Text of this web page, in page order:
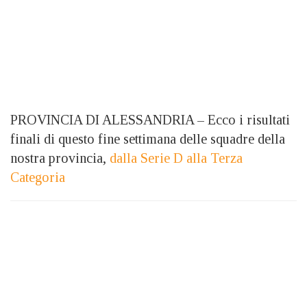
PROVINCIA DI ALESSANDRIA – Ecco i risultati
finali di questo fine settimana delle squadre della
nostra provincia, dalla Serie D alla Terza
Categoria